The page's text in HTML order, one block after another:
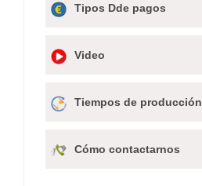
Tipos Dde pagos
Video
Tiempos de producción
Cómo contactarnos